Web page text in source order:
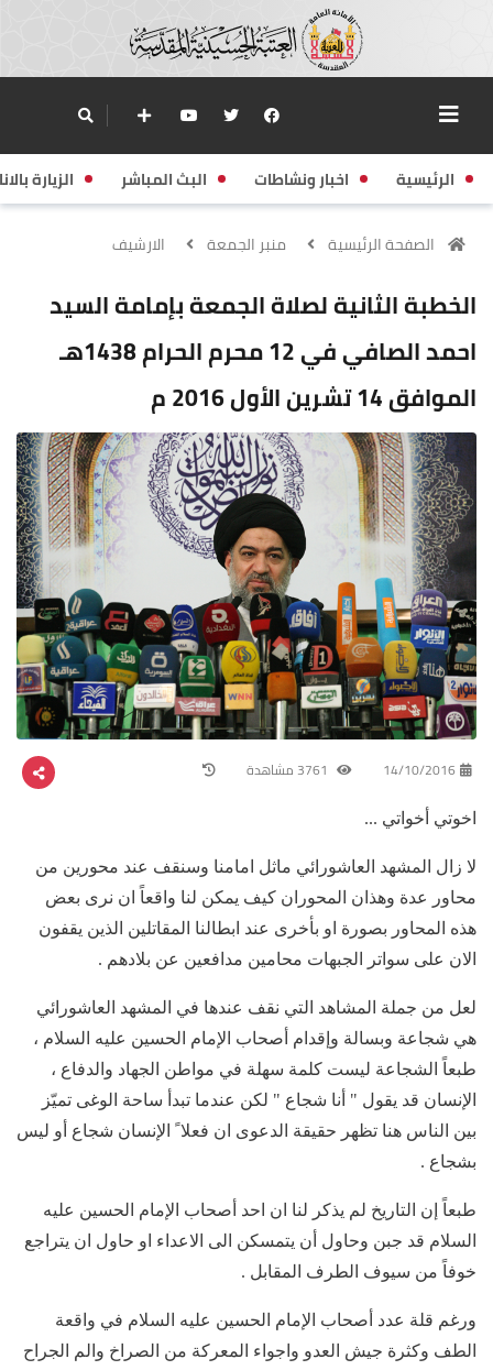
الرئيسية اخبار ونشاطات البث المباشر الزيارة
الصفحة الرئيسية منبر الجمعة الارشيف
الخطبة الثانية لصلاة الجمعة بإمامة السيد
احمد الصافي في 12 محرم الحرام 1438هـ
الموافق 14 تشرين الأول 2016 م
14/10/2016
اخوتي أخواتي ...
لا زال المشهد العاشورائي ماثل امامنا وسنقف عند محورين من
محاور عدة وهذان المحوران كيف يمكن لنا واقعاً ان نرى بعض
هذه المحاور بصورة او بأخرى عند ابطالنا المقاتلين الذين يقفون
الان على سواتر الجبهات محامين مدافعين عن بلادهم .
لعل من جملة المشاهد التي نقف عندها في المشهد العاشورائي
هي شجاعة وبسالة وإقدام أصحاب الإمام الحسين عليه السلام ،
طبعاً الشجاعة ليست كلمة سهلة في مواطن الجهاد والدفاع ،
الإنسان قد يقول " أنا شجاع " لكن عندما تبدأ ساحة الوغى تميّز
بين الناس هنا تظهر حقيقة الدعوى ان فعلا ً الإنسان شجاع أو ليس
بشجاع .
طبعاً إن التاريخ لم يذكر لنا ان احد أصحاب الإمام الحسين عليه
السلام قد جبن وحاول أن يتمسكن الى الاعداء او حاول ان يتراجع
خوفاً من سيوف الطرف المقابل .
ورغم قلة عدد أصحاب الإمام الحسين عليه السلام في واقعة
الطف وكثرة جيش العدو واجواء المعركة من الصراخ والم الجراح